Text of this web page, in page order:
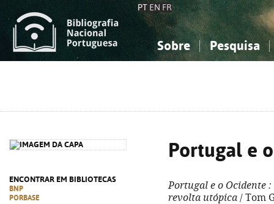
PT EN FR
Sobre Pesquisa
ENCONTRAR EM BIBLIOTECAS
BNP
PORBASE
Portugal e
Portugal e o Ocidente :
revolta utópica / Tom